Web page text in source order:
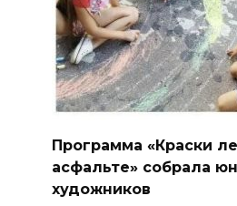
Программа «Краски
асфальте» собрала
художников